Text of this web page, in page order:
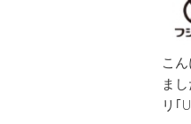
こ
ま
リ｢